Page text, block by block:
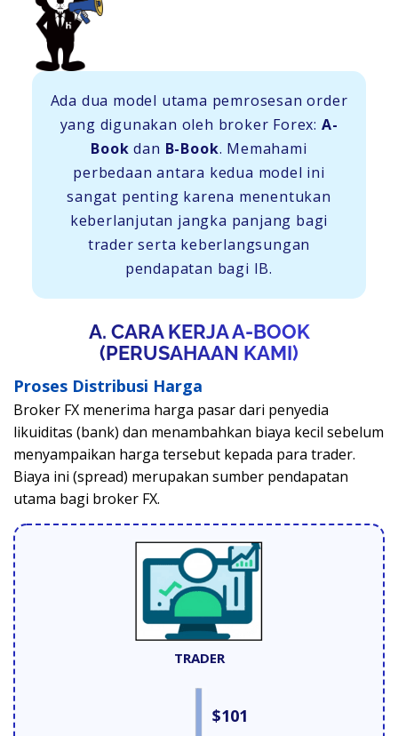
Ada dua model utama pemrosesan order
yang digunakan oleh broker Forex: A-
Book dan B-Book. Memahami
perbedaan antara kedua model ini
sangat penting karena menentukan
keberlanjutan jangka panjang bagi
trader serta keberlangsungan
pendapatan bagi IB.
A. CARA KERJA A-BOOK
(PERUSAHAAN KAMI)
Proses Distribusi Harga
Broker FX menerima harga pasar dari penyedia
likuiditas (bank) dan menambahkan biaya kecil sebelum
menyampaikan harga tersebut kepada para trader.
Biaya ini (spread) merupakan sumber pendapatan
utama bagi broker FX.
TRADER
$101